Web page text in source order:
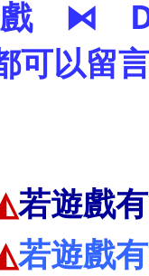
⧑
可以留
若遊戲
若遊戲